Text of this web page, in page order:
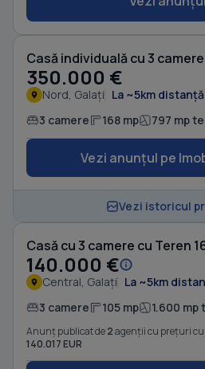
350.000 €
Nord, Galați La ~5km distanță
3 camere 168 mp 797 mp
Vezi anunțul pe
Vezi istoricul
Casă cu 3 camere cu Teren
140.000 €
Central, Galați La ~5km
3 camere 105 mp 1.600 mp
Anunț publicat de2agenții cu prețuri
140.017 EUR